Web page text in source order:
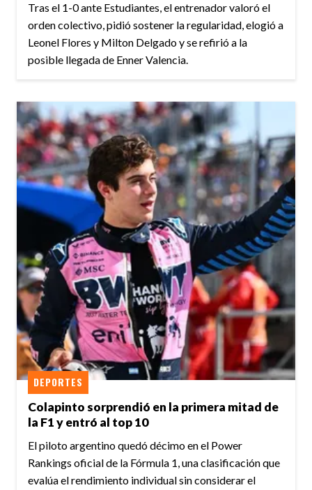
Tras el 1-0 ante Estudiantes, el entrenador valoró el
orden colectivo, pidió sostener la regularidad, elogió a
Leonel Flores y Milton Delgado y se refirió a la
posible llegada de Enner Valencia.
Colapinto sorprendió en la primera mitad de
la F1 y entró al top 10
DEPORTES
El piloto argentino quedó décimo en el Power
Rankings oficial de la Fórmula 1, una clasificación que
evalúa el rendimiento individual sin considerar el